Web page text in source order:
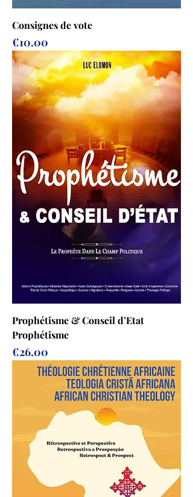
Consignes de vote
Prix
€10.00
Prophétisme & Conseil d’Etat
Prophétisme
Prix
€26.00